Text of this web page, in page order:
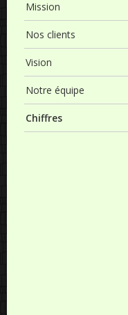
Mission
Nos clients
Vision
Notre équipe
Chiffres